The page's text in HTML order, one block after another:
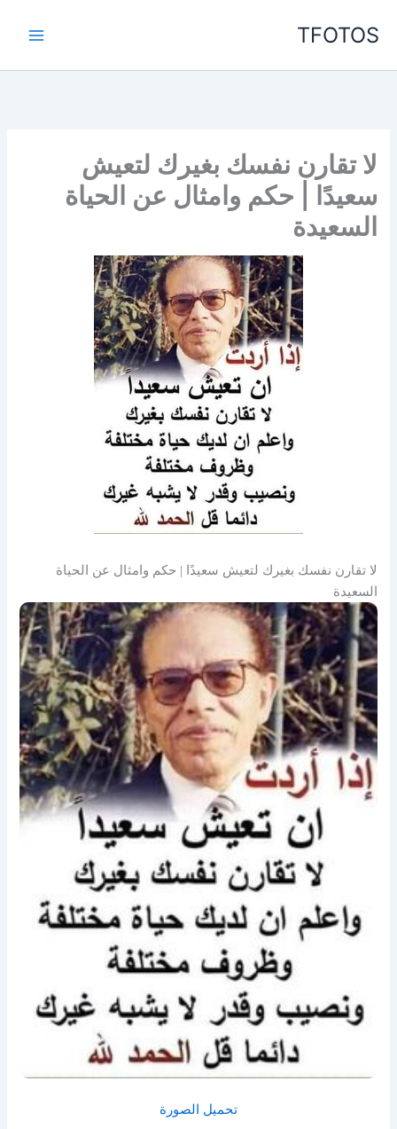
TFOTOS
لا تقارن نفسك بغيرك لتعيش
سعيدًا | حكم وامثال عن الحياة
السعيدة
لا تقارن نفسك بغيرك لتعيش سعيدًا | حكم وامثال عن الحياة
السعيدة
تحميل الصورة